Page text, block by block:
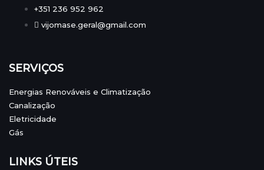
+351 236 952 962
vijomase.geral@gmail.com
SERVIÇOS
Energias Renováveis e Climatização
Canalização
Eletricidade
Gás
LINKS ÚTEIS